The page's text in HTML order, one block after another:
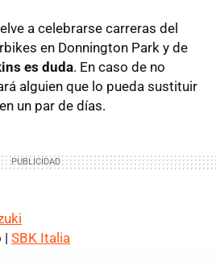
a celebrarse carreras del
en Donnington Park y de
es duda. En caso de no
alguien que lo pueda sustituir
un par de días.
| SBK Italia